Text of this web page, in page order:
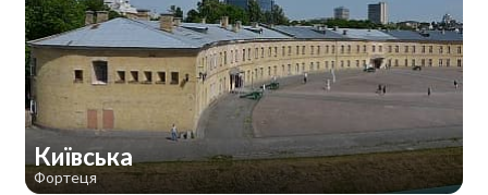
Київська
Фортеця